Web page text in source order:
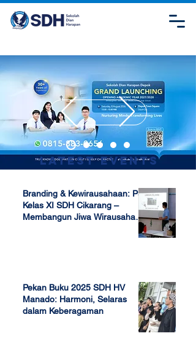
Latest Events
Branding & Kewirausahaan: P5
Kelas XI SDH Cikarang –
Membangun Jiwa Wirausaha
Pekan Buku 2025 SDH HV
Manado: Harmoni, Selaras
dalam Keberagaman